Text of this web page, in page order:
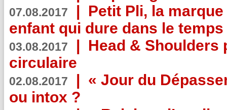
07.08.2017 | Petit Pli, la
enfant qui dure dans le temps
03.08.2017 | Head & Shoulders
circulaire
02.08.2017 | « Jour du
ou intox ?